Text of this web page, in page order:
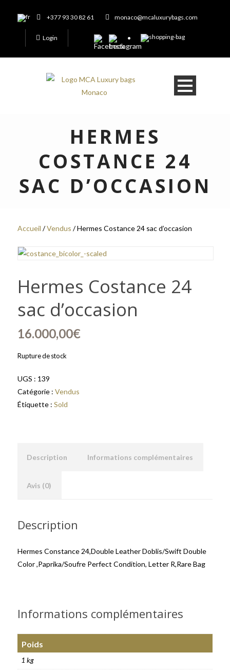
+377 93 30 82 61 monaco@mcaluxurybags.com
Login
HERMES
COSTANCE 24
SAC D’OCCASION
Accueil /Vendus / Hermes Costance 24 sac d’occasion
Hermes Costance 24
sac d’occasion
16.000,00€
Rupture de stock
UGS : 139
Catégorie : Vendus
Étiquette : Sold
Description Informations complémentaires
Avis (0)
Description
Hermes Constance 24,Double Leather Doblis/Swift Double
Color ,Paprika/Soufre Perfect Condition, Letter R,Rare Bag
Informations complémentaires
Poids
1 kg